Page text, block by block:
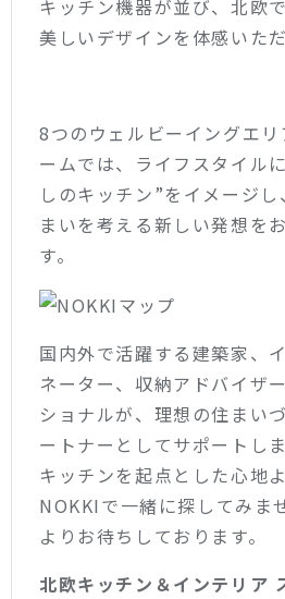
キッチン機器が並び、北欧
美しいデザインを体感いただ
8つのウェルビーイングエ
ームでは、ライフスタイル
しのキッチン”をイメージ
まいを考える新しい発想を
す。
国内外で活躍する建築家、
ネーター、収納アドバイザ
ショナルが、理想の住まい
ートナーとしてサポートしま
キッチンを起点とした心地
NOKKIで一緒に探してみま
よりお待ちしております。
北欧キッチン＆インテリア